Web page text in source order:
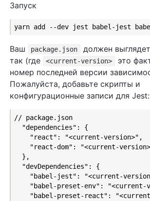
Запуск
Ваш package.json
должен
так (где
<current-version>
это
номер последней версии
Пожалуйста, добавьте скрипты и
конфигурационные записи для Jest:
// package.json
  "dependencies": {
    "react": "<current-version>",
"react-dom": "<current-
  },
  "devDependencies": {
"babel-jest": "<current-
"babel-preset-env": "<current-
"babel-preset-react":